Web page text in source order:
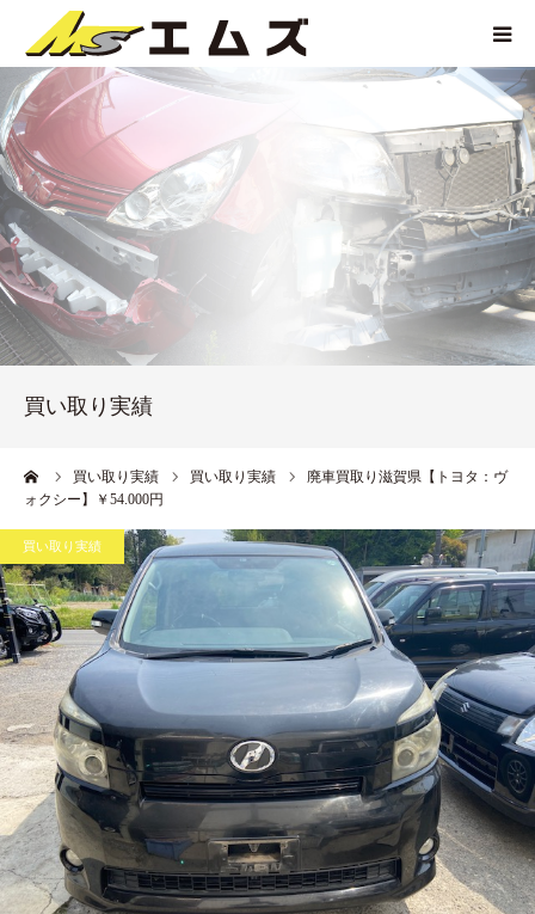
買い取り実績
買い取り実績 買い取り実績
廃車買取り滋賀県【トヨタ：ヴ
ォクシー】￥54.000円
買い取り実績
HOME
企業紹介
サービス紹介
お問い合わせ